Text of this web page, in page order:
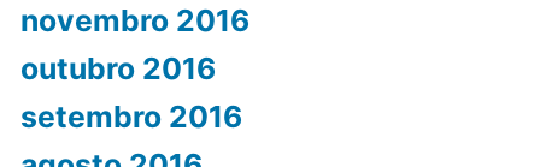
novembro 2016
outubro 2016
setembro 2016